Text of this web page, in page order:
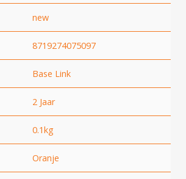
new
8719274075097
Base Link
2 Jaar
0.1kg
Oranje